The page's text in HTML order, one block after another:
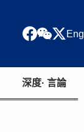
Eng
深度· 言論